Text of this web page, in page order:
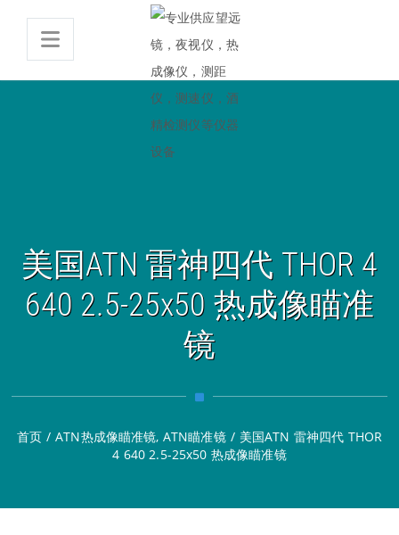
美国ATN 雷神四代 THOR 4
640 2.5-25x50 热成像瞄准
镜
首页 / ATN热成像瞄准镜, ATN瞄准镜 / 美国ATN 雷神四代 THOR
4 640 2.5-25x50 热成像瞄准镜